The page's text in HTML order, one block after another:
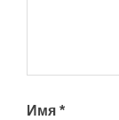
Имя *